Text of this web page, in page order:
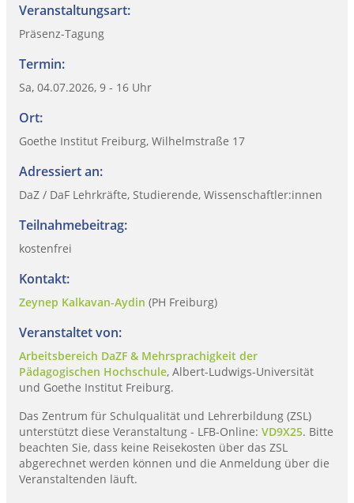
Veranstaltungsart:
Präsenz-Tagung
Termin:
Sa, 04.07.2026, 9 - 16 Uhr
Ort:
Goethe Institut Freiburg, Wilhelmstraße 17
Adressiert an:
DaZ / DaF Lehrkräfte, Studierende, Wissenschaftler:innen
Teilnahmebeitrag:
kostenfrei
Kontakt:
Zeynep Kalkavan-Aydin (PH Freiburg)
Veranstaltet von:
Arbeitsbereich DaZF & Mehrsprachigkeit der
Pädagogischen Hochschule, Albert-Ludwigs-Universität
und Goethe Institut Freiburg.
Das Zentrum für Schulqualität und Lehrerbildung (ZSL)
unterstützt diese Veranstaltung - LFB-Online: VD9X25. Bitte
beachten Sie, dass keine Reisekosten über das ZSL
abgerechnet werden können und die Anmeldung über die
Veranstaltenden läuft.